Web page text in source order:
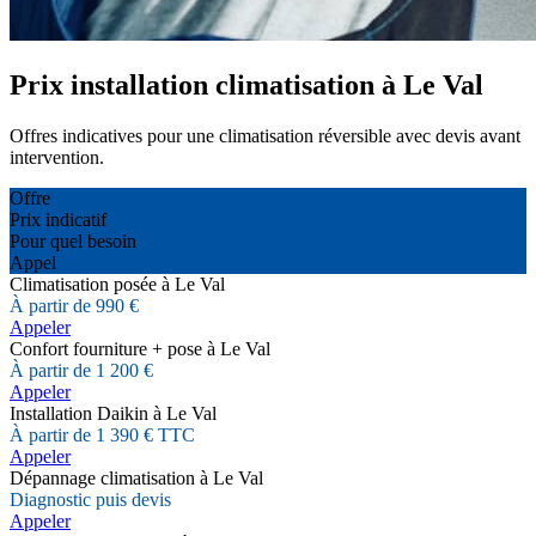
Prix installation climatisation à Le Val
Offres indicatives pour une climatisation réversible avec devis avant
intervention.
Offre
Prix indicatif
Pour quel besoin
Appel
Climatisation posée à Le Val
À partir de 990 €
Appeler
Confort fourniture + pose à Le Val
À partir de 1 200 €
Appeler
Installation Daikin à Le Val
À partir de 1 390 € TTC
Appeler
Dépannage climatisation à Le Val
Diagnostic puis devis
Appeler